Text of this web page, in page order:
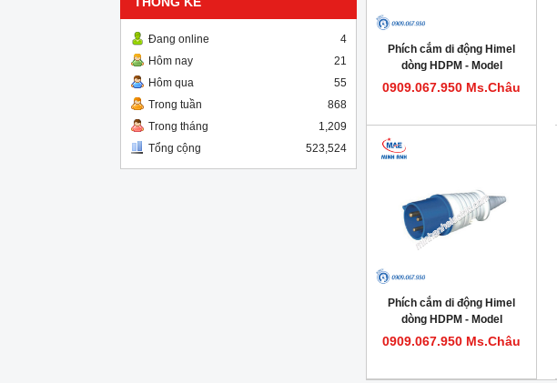
Đang online
4
Hôm nay
21
Hôm qua
55
Trong tuần
868
Trong tháng
1,209
Tổng cộng
523,524
Phích cắm di động Himel
dòng HDPM - Model
HDPM516IP44
0909.067.950 Ms.Châu
Phích cắm di động Himel
dòng HDPM - Model
HDPM316IP44
0909.067.950 Ms.Châu